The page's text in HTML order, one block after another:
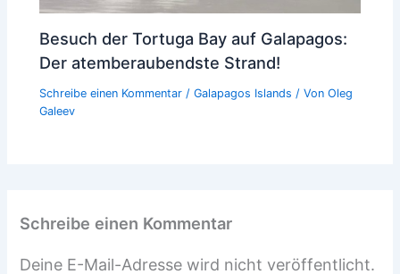
Besuch der Tortuga Bay auf Galapagos:
Der atemberaubendste Strand!
Schreibe einen Kommentar /Galapagos Islands / VonOleg
Galeev
Schreibe einen Kommentar
Deine E-Mail-Adresse wird nicht veröffentlicht.